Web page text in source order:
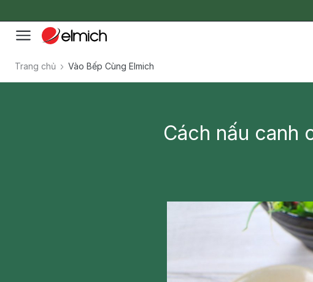
Trang chủ Vào Bếp Cùng Elmich
Cách nấu canh